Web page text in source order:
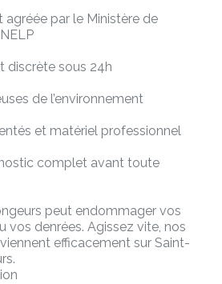
agréée par le Ministère de
discrète sous 24h
de l’environnement
et matériel professionnel
complet avant toute
peut endommager vos
vos denrées. Agissez vite, nos
efficacement sur Saint-